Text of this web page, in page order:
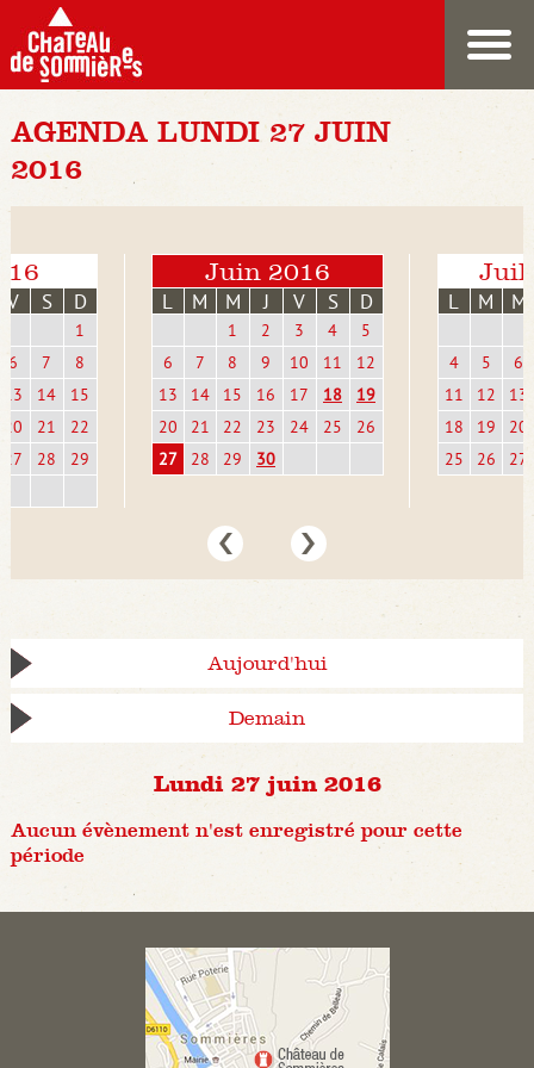
AGENDA LUNDI 27 JUIN
2016
V S D
1
6
7
8
13
14
15
20
21
22
27
28 29
Juin 2016
L M M J V S D
1 2 3 4
5
6
7 8 9 10 11
12
13
14 15 16 17 18
19
20
21 22 23 24 25
26
27
28 29 30
L M M
4 5
6
11
12
13
18
19
20
25
26 27
Aujourd'hui
Demain
Lundi 27 juin 2016
Aucun évènement n'est enregistré pour cette
période